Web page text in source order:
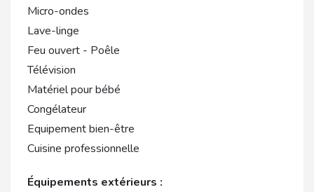
Micro-ondes
Lave-linge
Feu ouvert - Poêle
Télévision
Matériel pour bébé
Congélateur
Equipement bien-être
Cuisine professionnelle
Équipements extérieurs :